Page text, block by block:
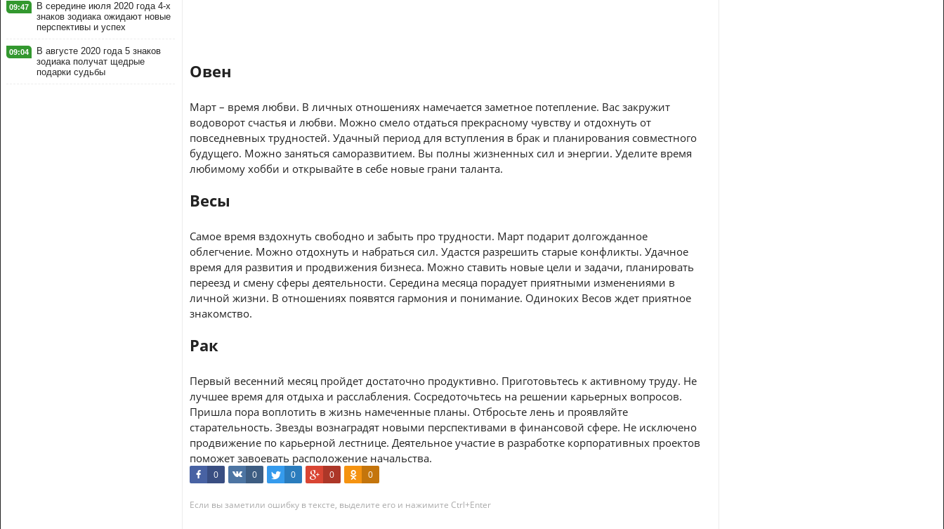
09:47
В середине июля 2020 года 4-х
знаков зодиака ожидают новые
перспективы и успех
09:04
В августе 2020 года 5 знаков
зодиака получат щедрые
подарки судьбы
Овен
Март – время любви. В личных отношениях намечается заметное потепление. Вас закружит
водоворот счастья и любви. Можно смело отдаться прекрасному чувству и отдохнуть от
повседневных трудностей. Удачный период для вступления в брак и планирования совместного
будущего. Можно заняться саморазвитием. Вы полны жизненных сил и энергии. Уделите время
любимому хобби и открывайте в себе новые грани таланта.
Весы
Самое время вздохнуть свободно и забыть про трудности. Март подарит долгожданное
облегчение. Можно отдохнуть и набраться сил. Удастся разрешить старые конфликты. Удачное
время для развития и продвижения бизнеса. Можно ставить новые цели и задачи, планировать
переезд и смену сферы деятельности. Середина месяца порадует приятными изменениями в
личной жизни. В отношениях появятся гармония и понимание. Одиноких Весов ждет приятное
знакомство.
Рак
Первый весенний месяц пройдет достаточно продуктивно. Приготовьтесь к активному труду. Не
лучшее время для отдыха и расслабления. Сосредоточьтесь на решении карьерных вопросов.
Пришла пора воплотить в жизнь намеченные планы. Отбросьте лень и проявляйте
старательность. Звезды вознаградят новыми перспективами в финансовой сфере. Не исключено
продвижение по карьерной лестнице. Деятельное участие в разработке корпоративных проектов
поможет завоевать расположение начальства.
0 0 0 0 0
Если вы заметили ошибку в тексте, выделите его и нажимите Ctrl+Enter